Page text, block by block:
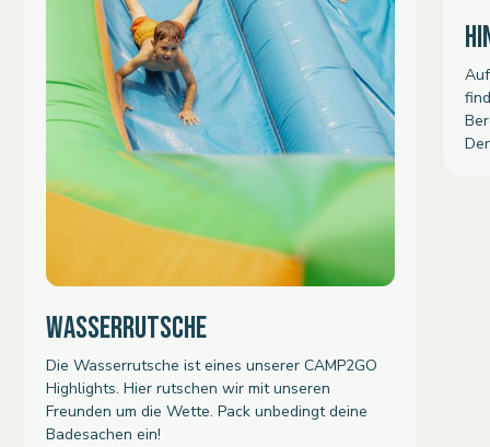
WASSERRUTSCHE
Die Wasserrutsche ist eines unserer CAMP2GO
Highlights. Hier rutschen wir mit unseren
Freunden um die Wette. Pack unbedingt deine
Badesachen ein!